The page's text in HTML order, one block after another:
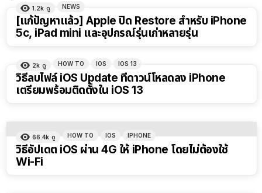
1.2k ดู NEWS
[แก้ปัญหาแล้ว] Apple ปิด Restore สำหรับ iPhone
5c, iPad mini และอุปกรณ์รุ่นเก่าหลายรุ่น
2k ดู HOW TO IOS IOS 13
วิธีลบไฟล์ iOS Update ที่ดาวน์โหลดลง iPhone
เตรียมพร้อมติดตั้งใน iOS 13
66.4k ดู HOW TO IOS IPHONE
วิธีอัปเดต iOS ผ่าน 4G ให้ iPhone โดยไม่ต้องใช้
Wi-Fi